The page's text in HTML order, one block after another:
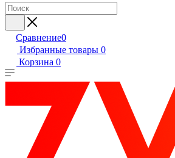
Сравнение0
Избранные товары 0
Корзина 0